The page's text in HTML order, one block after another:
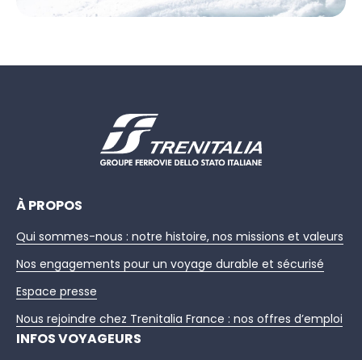
À PROPOS
Qui sommes-nous : notre histoire, nos missions et valeurs
Nos engagements pour un voyage durable et sécurisé
Espace presse
Nous rejoindre chez Trenitalia France : nos offres d’emploi
INFOS VOYAGEURS